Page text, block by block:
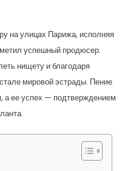
на улицах Парижа, исполняя
успешный продюсер.
нищету и благодаря
мировой эстрады. Пение
а ее успех — подтверждением